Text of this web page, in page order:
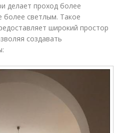
делает проход более
светлым. Такое
широкий простор
создавать